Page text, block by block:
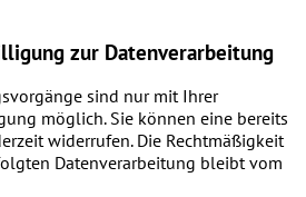
zur Datenverarbeitung
sind nur mit Ihrer
möglich. Sie können eine bereits
widerrufen. Die Rechtmäßigkeit
Datenverarbeitung bleibt vom